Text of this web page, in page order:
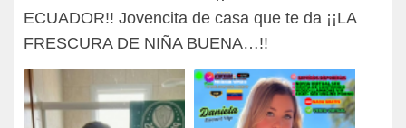
ECUADOR!! Jovencita de casa que te da ¡¡LA
FRESCURA DE NIÑA BUENA…!!